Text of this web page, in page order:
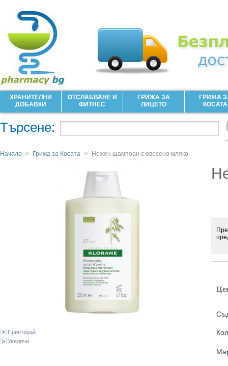
ХРАНИТЕЛНИ
ДОБАВКИ
ОТСЛАБВАНЕ И
ФИТНЕС
ГРИЖА ЗА
ЛИЦЕТО
ГРИЖА
КОСАТА
Търсене:
Начало > Грижа за Косата > Нежен шампоан с овесено мляко
Принтирай
Увеличи